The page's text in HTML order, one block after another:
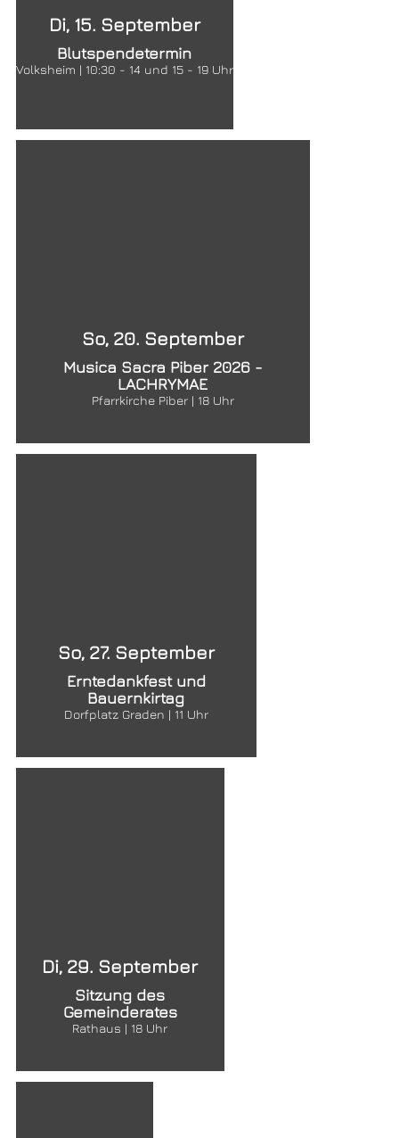
Di, 15. September
Blutspendetermin
Volksheim | 10:30 - 14 und 15 - 19 Uhr
So, 20. September
Musica Sacra Piber 2026 -
LACHRYMAE
Pfarrkirche Piber | 18 Uhr
So, 27. September
Erntedankfest und
Bauernkirtag
Dorfplatz Graden | 11 Uhr
Di, 29. September
Sitzung des
Gemeinderates
Rathaus | 18 Uhr